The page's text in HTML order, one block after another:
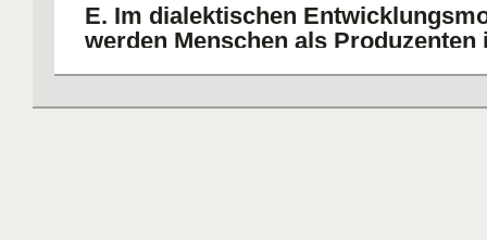
E. Im dialektischen
werden Menschen als Produzenten